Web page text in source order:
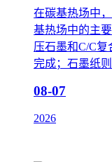
在碳基热场中
基热场中的主
压石墨和C/C
完成；石墨纸
08-07
2026